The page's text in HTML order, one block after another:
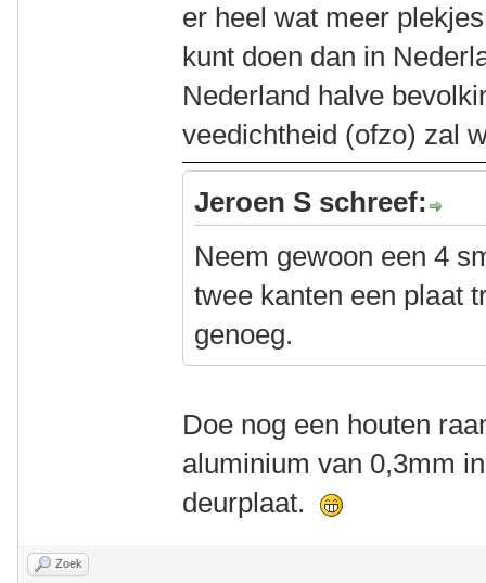
er heel wat meer
kunt doen dan in
Nederland halve
veedichtheid (ofzo) zal
Jeroen S schreef:
Neem gewoon een 4
twee kanten een plaat
genoeg.
Doe nog een houten
aluminium van 0,3mm
deurplaat.
Zoek